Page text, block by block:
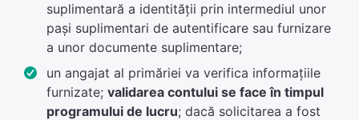
suplimentară a identității prin intermediul unor
pași suplimentari de autentificare sau furnizare
a unor documente suplimentare;
un angajat al primăriei va verifica informațiile
furnizate; validarea contului se face în timpul
programului de lucru; dacă solicitarea a fost